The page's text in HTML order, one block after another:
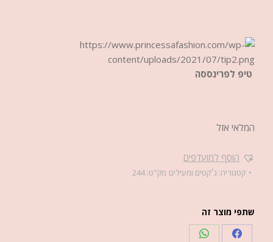
טיפ לפרינססה
המלאי אזל
הוסף למועדפים
קטגוריה: ג׳קטים ומעילים מק"ט:244
שתפי מוצר זה